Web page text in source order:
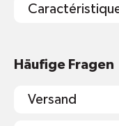
muss
Häufige Fragen
Versand